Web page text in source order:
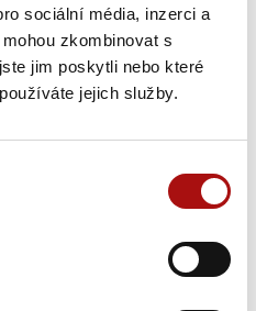
sociální média, inzerci a
zkombinovat s
jim poskytli nebo které
jejich služby.
vín v Čechách